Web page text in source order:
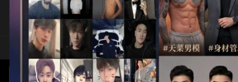
HOME ASIA